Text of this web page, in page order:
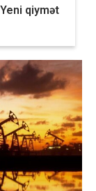
qiymət